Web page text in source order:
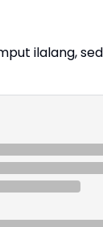
ilalang,